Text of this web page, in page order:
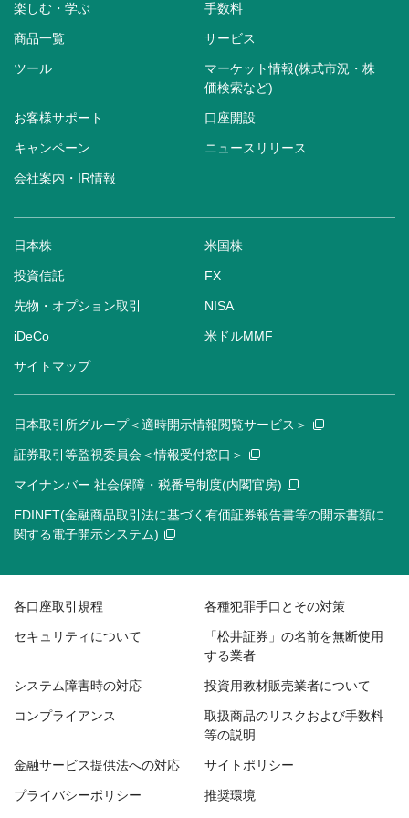
楽しむ・学ぶ 手数料
商品一覧 サービス
ツール
マーケット情報(株式市況・株
価検索など)
お客様サポート 口座開設
キャンペーン ニュースリリース
会社案内・IR情報
日本株 米国株
投資信託 FX
先物・オプション取引 NISA
iDeCo 米ドルMMF
サイトマップ
日本取引所グループ＜適時開示情報閲覧サービス＞
証券取引等監視委員会＜情報受付窓口＞
マイナンバー 社会保障・税番号制度(内閣官房)
EDINET(金融商品取引法に基づく有価証券報告書等の開示書類に
関する電子開示システム)
各口座取引規程 各種犯罪手口とその対策
セキュリティについて
「松井証券」の名前を無断使用
する業者
システム障害時の対応 投資用教材販売業者について
コンプライアンス
取扱商品のリスクおよび手数料
等の説明
金融サービス提供法への対応 サイトポリシー
プライバシーポリシー 推奨環境